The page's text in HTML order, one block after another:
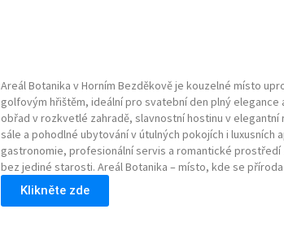
Areál Botanika v Horním Bezděkově je kouzelné místo
golfovým hřištěm, ideální pro svatební den plný elegance
obřad v rozkvetlé zahradě, slavnostní hostinu v
sále a pohodlné ubytování v útulných pokojích i luxusních
gastronomie, profesionální servis a romantické prostředí
bez jediné starosti. Areál Botanika – místo, kde se
Klikněte zde